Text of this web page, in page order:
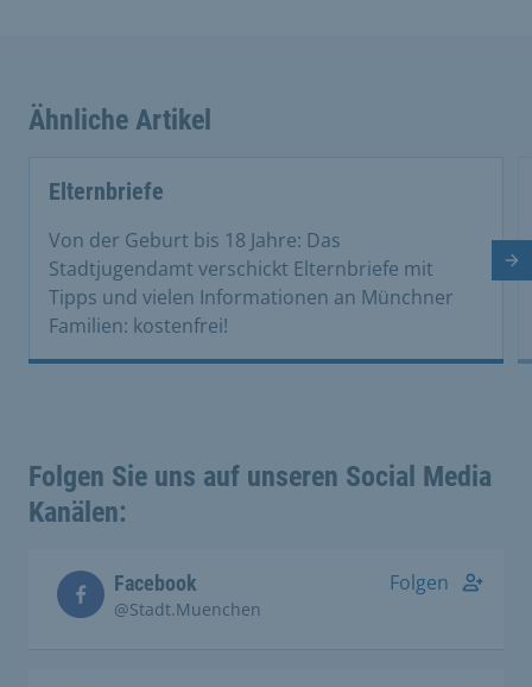
Ähnliche Artikel
Elternbriefe
Von der Geburt bis 18 Jahre: Das
Stadtjugendamt verschickt Elternbriefe mit
Tipps und vielen Informationen an Münchner
Familien: kostenfrei!
Folgen Sie uns auf unseren Social Media
Kanälen:
Facebook
@Stadt.Muenchen
Folgen